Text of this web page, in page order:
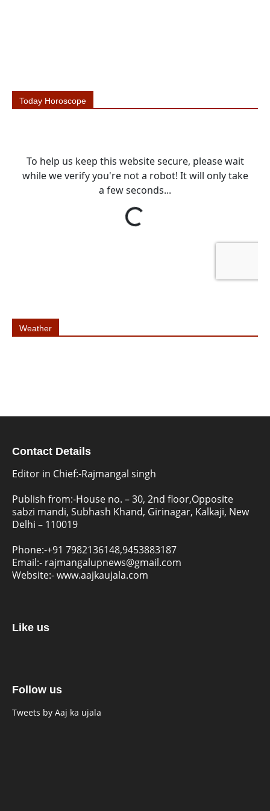
Today Horoscope
Weather
Contact Details
Editor in Chief:-Rajmangal singh
Publish from:-House no. – 30, 2nd floor,Opposite
sabzi mandi, Subhash Khand, Girinagar, Kalkaji, New
Delhi – 110019
Phone:-+91 7982136148,9453883187
Email:- rajmangalupnews@gmail.com
Website:-www.aajkaujala.com
Like us
Follow us
Tweets by Aaj ka ujala